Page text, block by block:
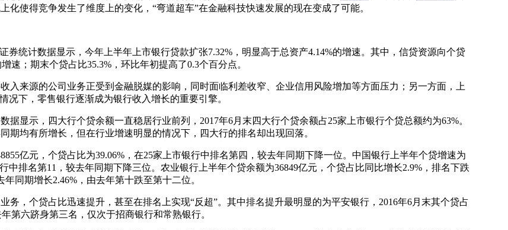
使得竞争发生了维度上的变化，“弯道超车”在金融科技快速发展的现在变成了可能。
统计数据显示，今年上半年上市银行贷款扩张7.32%，明显高于总资产4.14%的增速。其中，信贷资源向个贷
速；期末个贷占比35.3%，环比年初提高了0.3个百分点。
来源的公司业务正受到金融脱媒的影响，同时面临利差收窄、企业信用风险增加等方面压力；另一方面，上
况下，零售银行逐渐成为银行收入增长的重要引擎。
示，四大行个贷余额一直稳居行业前列，2017年6月末四大行个贷余额占25家上市银行个贷总额约为63%。
均有所增长，但在行业增速明显的情况下，四大行的排名却出现回落。
亿元，个贷占比为39.06%，在25家上市银行中排名第四，较去年同期下降一位。中国银行上半年个贷增速为
中排名第11，较去年同期下降三位。农业银行上半年个贷余额为36849亿元，个贷占比同比增长2.9%，排名下跌
同期增长2.46%，由去年第十跌至第十二位。
，个贷占比迅速提升，甚至在排名上实现“反超”。其中排名提升最明显的为平安银行，2016年6月末其个贷占
第六跻身第三名，仅次于招商银行和常熟银行。